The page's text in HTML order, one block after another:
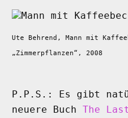
Ute Behrend, Mann mit
„Zimmerpflanzen“, 2008
P.P.S.: Es gibt
neuere Buch The